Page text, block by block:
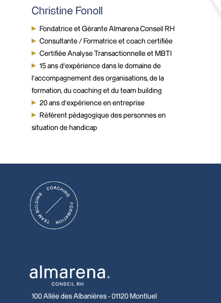
Christine Fonoll
Fondatrice et Gérante Almarena Conseil RH
Consultante / Formatrice et coach certifiée
Certifiée Analyse Transactionnelle et MBTI
15 ans d’expérience dans le domaine de
l’accompagnement des organisations, de la
formation, du coaching et du team building
20 ans d’expérience en entreprise
Référent pédagogique des personnes en
situation de handicap
100 Allée des Albanières - 01120 Montluel